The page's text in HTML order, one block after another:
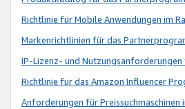
Richtlinie für Mobile Anwendungen im
Markenrichtlinien für das
IP-Lizenz- und
Richtlinie für das Amazon Influencer
Anforderungen für